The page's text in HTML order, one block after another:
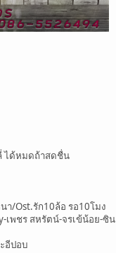
ได้หมดถ้าสดชื่น
า/Ost.รัก10ล้อ รอ10โมง
เพชร สหรัตน์-จรเข้น้อย-ซิน
อีปอบ